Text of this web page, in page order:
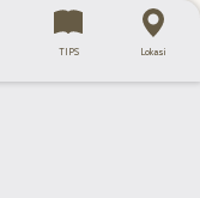
TIPS Lokasi
Skin Booster